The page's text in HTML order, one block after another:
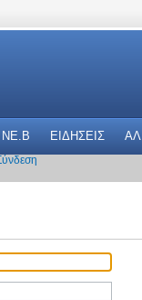
ΕΙΔΗΣΕΙΣ